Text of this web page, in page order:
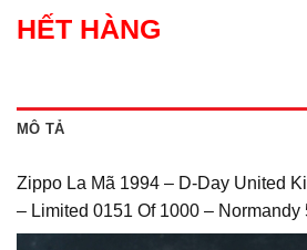
HẾT HÀNG
MÔ TẢ
Zippo La Mã 1994 – D-Day United
– Limited 0151 Of 1000 – Normandy